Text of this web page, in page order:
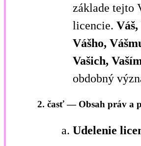
základe tejto
licencie. Váš,
Vášho,
Vašich,
obdobný
2. časť — Obsah práv a
Udelenie